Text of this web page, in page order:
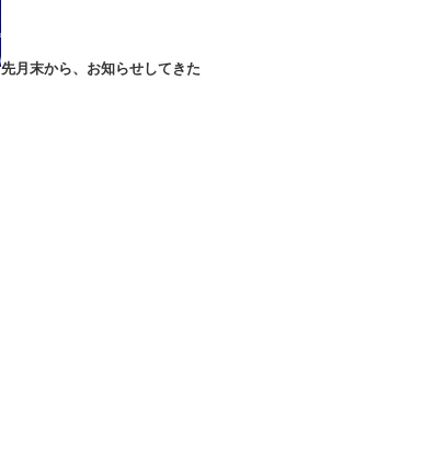
先月末から、お知らせしてきた